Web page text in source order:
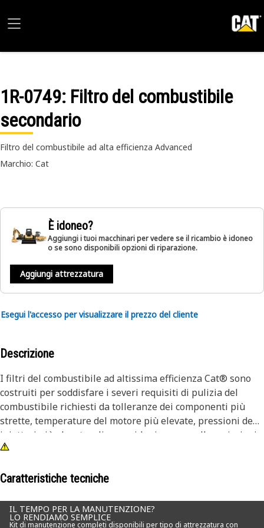
1R-0749: Filtro del combustibile
secondario
Filtro del combustibile ad alta efficienza Advanced
Marchio: Cat
È idoneo?
Aggiungi i tuoi macchinari per vedere se il ricambio è idoneo
o se sono disponibili opzioni di riparazione.
Aggiungi attrezzatura
Esegui l'accesso per visualizzare il prezzo del cliente
Descrizione
I filtri del combustibile ad altissima efficienza Cat® sono
costruiti per soddisfare i severi requisiti di pulizia del
combustibile richiesti da tolleranze dei componenti più
strette, temperature del motore più elevate, pressioni degli
iniettori più elevate e linee guida rigorose sulle emissioni.
I test Caterpillar dimostrano che i filtri del combustibile ad
filtri UHE Cat sono semplicemente i migliori filtri che puoi
durata degli iniettori è necessario un filtraggio in grado di
limitare le dimensioni e il numero di particelle che passano
Caratteristiche tecniche
IL TEMPO PER LA MANUTENZIONE?
LO RENDIAMO SEMPLICE
Kit di manutenzione completi disponibili per tipo di attrezzatura con